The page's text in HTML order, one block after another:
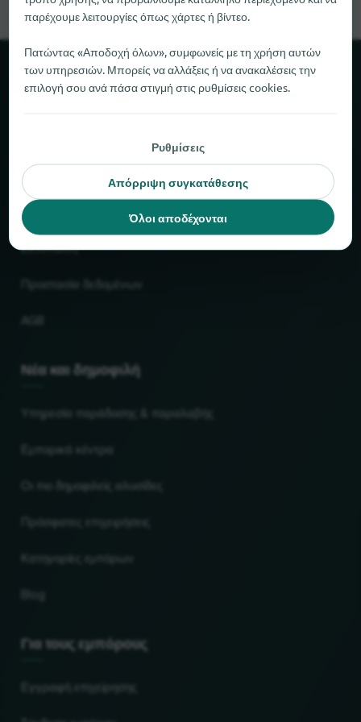
Σχετικά με το locabee
Νομικό
Εκτύπωση
Νέα και δημοφιλή
Υπηρεσία παράδοσης & παραλαβής
Εμπορικά κέντρα
Οι πιο δημοφιλείς αλυσίδες
Πρόσφατες επιχειρήσεις
Κατηγορίες εμπόρων
Για τους εμπόρους
Εγγραφή επιχείρησης
παρέχουμε λειτουργίες όπως χάρτες ή βίντεο.
Πατώντας «Αποδοχή όλων», συμφωνείς με τη χρήση αυτών
των υπηρεσιών. Μπορείς να αλλάξεις ή να ανακαλέσεις την
επιλογή σου ανά πάσα στιγμή στις ρυθμίσεις cookies.
Ρυθμίσεις
Απόρριψη συγκατάθεσης
Όλοι αποδέχονται